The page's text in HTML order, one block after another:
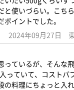
と使いづらい。こち
イントでした。
2024年09月27日
っているが、そんな
っていて、コストパ
の料理にちょっと入